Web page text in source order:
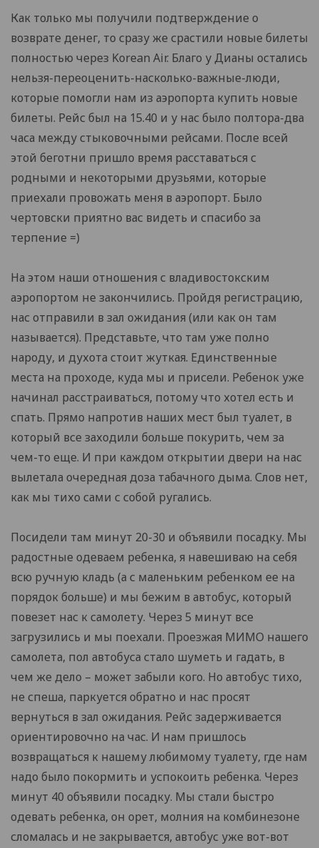
Как только мы получили подтверждение о
возврате денег, то сразу же срастили новые билеты
полностью через Korean Air. Благо у Дианы остались
нельзя-переоценить-насколько-важные-люди,
которые помогли нам из аэропорта купить новые
билеты. Рейс был на 15.40 и у нас было полтора-два
часа между стыковочными рейсами. После всей
этой беготни пришло время расставаться с
родными и некоторыми друзьями, которые
приехали провожать меня в аэропорт. Было
чертовски приятно вас видеть и спасибо за
терпение =)
На этом наши отношения с владивостокским
аэропортом не закончились. Пройдя регистрацию,
нас отправили в зал ожидания (или как он там
называется). Представьте, что там уже полно
народу, и духота стоит жуткая. Единственные
места на проходе, куда мы и присели. Ребенок уже
начинал расстраиваться, потому что хотел есть и
спать. Прямо напротив наших мест был туалет, в
который все заходили больше покурить, чем за
чем-то еще. И при каждом открытии двери на нас
вылетала очередная доза табачного дыма. Слов нет,
как мы тихо сами с собой ругались.
Посидели там минут 20-30 и объявили посадку. Мы
радостные одеваем ребенка, я навешиваю на себя
всю ручную кладь (а с маленьким ребенком ее на
порядок больше) и мы бежим в автобус, который
повезет нас к самолету. Через 5 минут все
загрузились и мы поехали. Проезжая МИМО нашего
самолета, пол автобуса стало шуметь и гадать, в
чем же дело – может забыли кого. Но автобус тихо,
не спеша, паркуется обратно и нас просят
вернуться в зал ожидания. Рейс задерживается
ориентировочно на час. И нам пришлось
возвращаться к нашему любимому туалету, где нам
надо было покормить и успокоить ребенка. Через
минут 40 объявили посадку. Мы стали быстро
одевать ребенка, он орет, молния на комбинезоне
сломалась и не закрывается, автобус уже вот-вот